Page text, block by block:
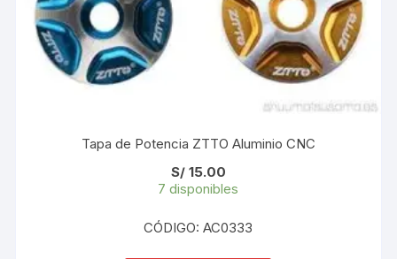
Tapa de Potencia ZTTO Aluminio CNC
S/15.00
7 disponibles
CÓDIGO: AC0333